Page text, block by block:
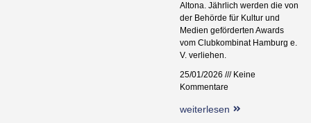
Altona. Jährlich werden die von
der Behörde für Kultur und
Medien geförderten Awards
vom Clubkombinat Hamburg e.
V. verliehen.
25/01/2026
Keine
Kommentare
weiterlesen